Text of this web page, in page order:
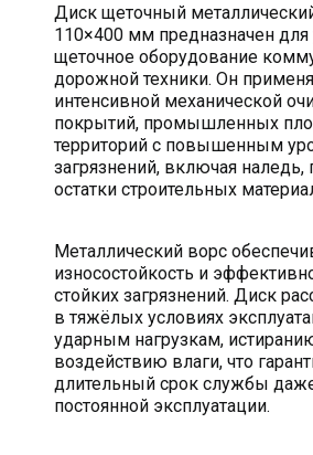
Диск щеточный
110×400 мм предназначен для
щеточное оборудование
дорожной техники. Он
интенсивной механической
покрытий, промышленных
территорий с повышенным
загрязнений, включая наледь,
остатки строительных
Металлический ворс
износостойкость и
стойких загрязнений. Диск
в тяжёлых условиях
ударным нагрузкам,
воздействию влаги, что
длительный срок службы
постоянной эксплуатации.